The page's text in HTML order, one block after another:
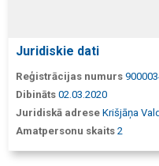
Juridiskie dati
Reģistrācijas numurs
Dibināts 02.03.2020
Juridiskā adrese Krišjāņa
Amatpersonu skaits 2